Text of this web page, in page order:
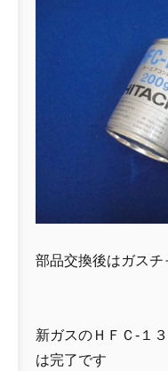
部品交換後はガスチ
新ガスのＨＦＣ-１
は完了です